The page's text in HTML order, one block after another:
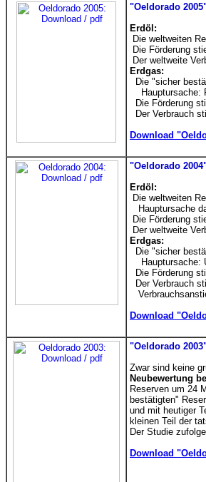
"Oeldorado
Erdöl:
Die weltweiten
Die Förderung
Der weltweite
Erdgas:
Die "sicher
Hauptursache:
Die Förderung
Der Verbrauch
Download
"Oeldorado
Erdöl:
Die weltweiten
Hauptursache
Die Förderung
Der weltweite
Erdgas:
Die "sicher
Hauptursache:
Die Förderung
Der Verbrauch
Download
"Oeldorado
Zwar sind keine
Neubewertung
Reserven um 24
bestätigten"
und mit heutiger
kleinen Teil der
Der Studie
Download